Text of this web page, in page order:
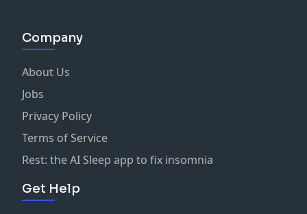
Company
About Us
Jobs
Privacy Policy
Terms of Service
Rest: the AI Sleep app to fix insomnia
Get Help